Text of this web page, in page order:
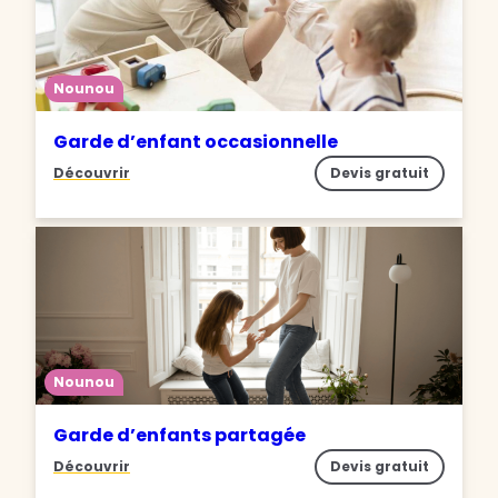
Nounou
Garde d’enfant occasionnelle
Découvrir Devis gratuit
Nounou
Garde d’enfants partagée
Découvrir Devis gratuit